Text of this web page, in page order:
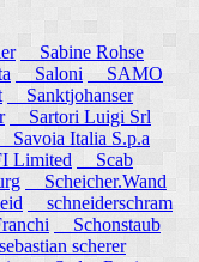
Sabine Rohse
Saloni
SAMO
Sanktjohanser
Sartori Luigi Srl
Savoia Italia S.p.a
Limited
Scab
Scheicher.Wand
schneiderschram
Schonstaub
scherer